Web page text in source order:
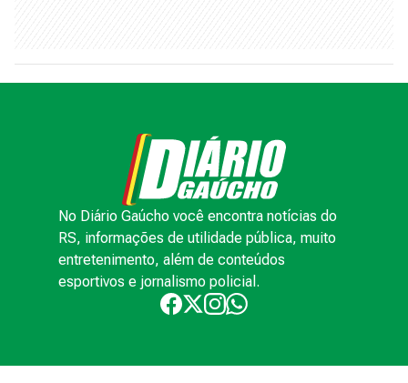
No Diário Gaúcho você encontra notícias do
RS, informações de utilidade pública, muito
entretenimento, além de conteúdos
esportivos e jornalismo policial.